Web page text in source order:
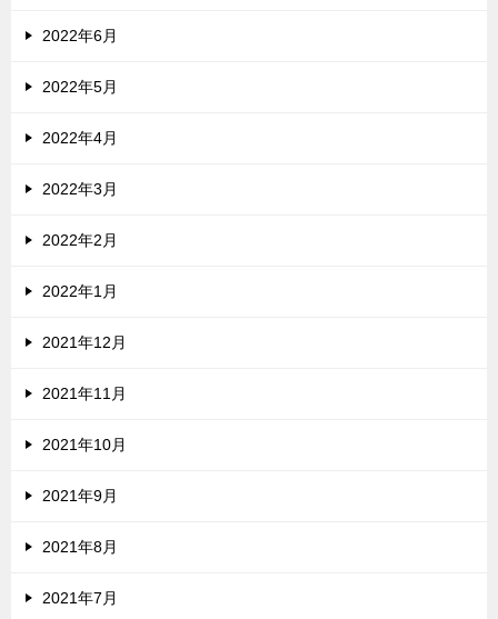
2022年6月
2022年5月
2022年4月
2022年3月
2022年2月
2022年1月
2021年12月
2021年11月
2021年10月
2021年9月
2021年8月
2021年7月